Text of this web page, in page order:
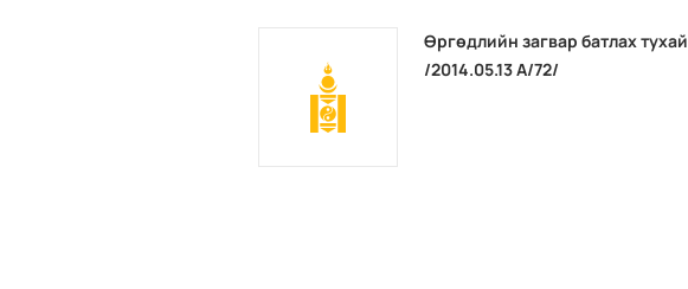
Өргөдлийн загвар батлах тухай
/2014.05.13 А/72/